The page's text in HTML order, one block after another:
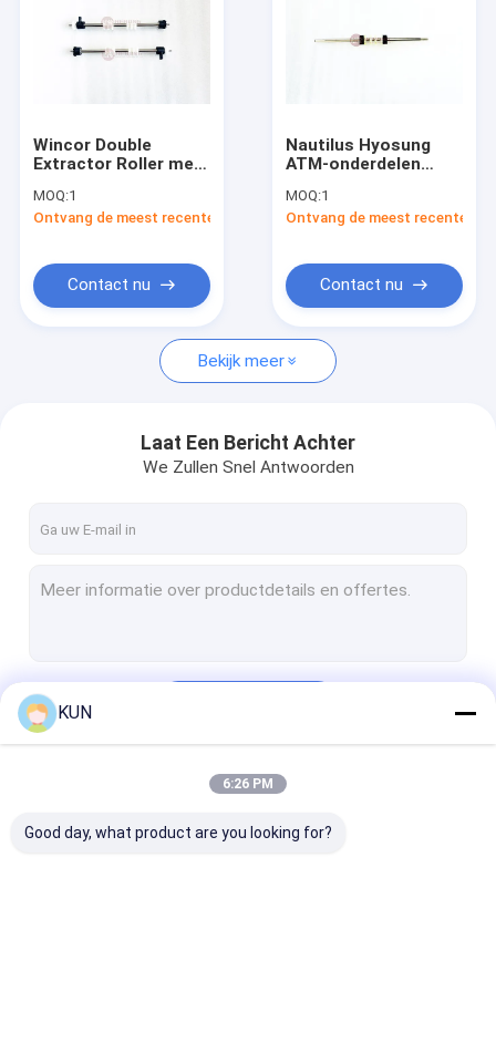
Over ons
Nieuws
Vraag een offerte
Automaatkiosk
ATM-contant geldmachine
De Machine van de contant geldstorting
De Machine van de kaartjeskiosk
Wincor Double
Extractor Roller met
1750020811
MOQ:1
Ontvang de meest recente Prijs
Contact nu
Nautilus Hyosung
ATM-onderdelen
Stacker Roller Assy
70100003083
MOQ:1
Ontvang de meest recente
Contact nu
Bekijk meer
Laat Een Bericht Achter
We Zullen Snel Antwoorden
KUN
6:26 PM
Good day, what product are you looking for?